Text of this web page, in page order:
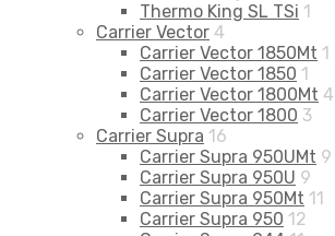
Thermo King SL TSi 1
Carrier Vector 4
Carrier Vector 1850Mt 1
Carrier Vector 1850 1
Carrier Vector 1800Mt 4
Carrier Vector 1800 3
Carrier Supra 16
Carrier Supra 950UMt 9
Carrier Supra 950U 9
Carrier Supra 950Mt 11
Carrier Supra 950 12